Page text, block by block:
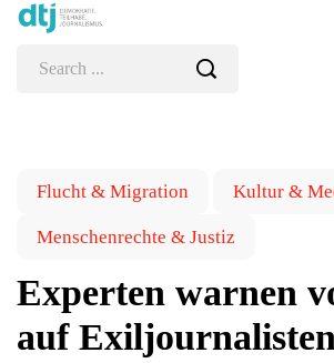
Flucht & Migration Kultur &
Menschenrechte & Justiz
Experten warnen
auf